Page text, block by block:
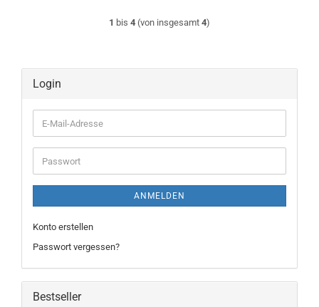
1 bis 4 (von insgesamt 4)
Login
E-
Mail-
Adresse
Passwort
ANMELDEN
Konto erstellen
Passwort vergessen?
Bestseller